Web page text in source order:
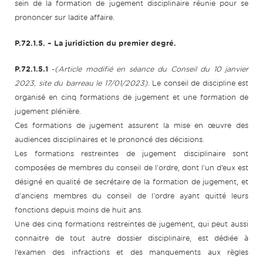
sein de la formation de jugement disciplinaire réunie pour se
prononcer sur ladite affaire.
P.72.1.5. – La juridiction du premier degré.
P.72.1.5.1 -(Article modifié en séance du Conseil du 10 janvier
2023, site du barreau le 17/01/2023). Le conseil de discipline est
organisé en cinq formations de jugement et une formation de
jugement plénière.
Ces formations de jugement assurent la mise en œuvre des
audiences disciplinaires et le prononcé des décisions.
Les formations restreintes de jugement disciplinaire sont
composées de membres du conseil de l'ordre, dont l'un d’eux est
désigné en qualité de secrétaire de la formation de jugement, et
d'anciens membres du conseil de l'ordre ayant quitté leurs
fonctions depuis moins de huit ans.
Une des cinq formations restreintes de jugement, qui peut aussi
connaitre de tout autre dossier disciplinaire, est dédiée à
l’examen des infractions et des manquements aux règles